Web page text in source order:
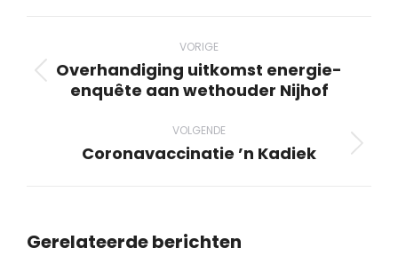
navigatie
VORIGE
Vorig
Overhandiging uitkomst energie-
enquête aan wethouder Nijhof
VOLGENDE
Volgend
Coronavaccinatie ’n Kadiek
Gerelateerde berichten